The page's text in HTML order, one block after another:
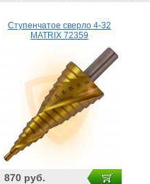
Ступенчатое сверло 4-32
MATRIX 72359
870 руб.